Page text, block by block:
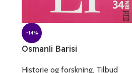
-14%
Osmanli Barisi
Historie og forskning, Tilbud